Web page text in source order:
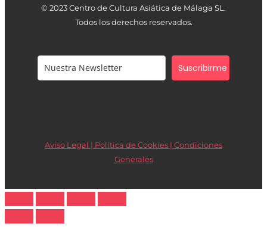
© 2023 Centro de Cultura Asiática de Málaga SL.
Todos los derechos reservados.
Suscribirme
Aviso Legal | Política de Cookies | Condiciones
Generales